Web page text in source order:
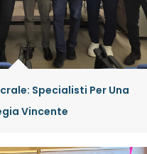
Specialisti Per Una
Vincente